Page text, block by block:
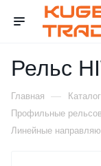
Рельс
Главная — Каталог
Профильные
Линейные